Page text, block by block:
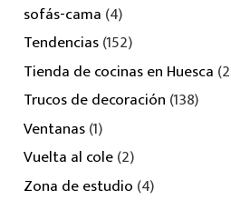
sofás-cama (4)
Tendencias(152)
Tienda de cocinas en Huesca
Trucos de decoración (138)
Ventanas(1)
Vuelta al cole(2)
Zona de estudio (4)